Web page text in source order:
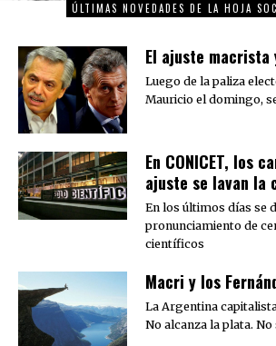
ÚLTIMAS NOVEDADES DE LA HOJA
El ajuste
Luego de la paliza
Mauricio el domingo,
En CONICET, los
ajuste se lavan la
En los últimos días se
pronunciamiento de
científicos
Macri y los
La Argentina
No alcanza la plata. No